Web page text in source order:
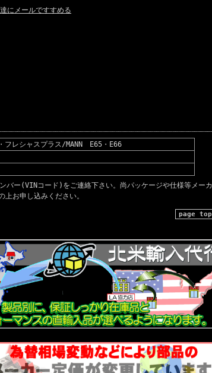
にメールですすめる
フレシャスプラス/MANN E65・E66
バー(VINコード)をご連絡下さい。尚パッケージや仕様等メーカ
お申し込みください。
page top